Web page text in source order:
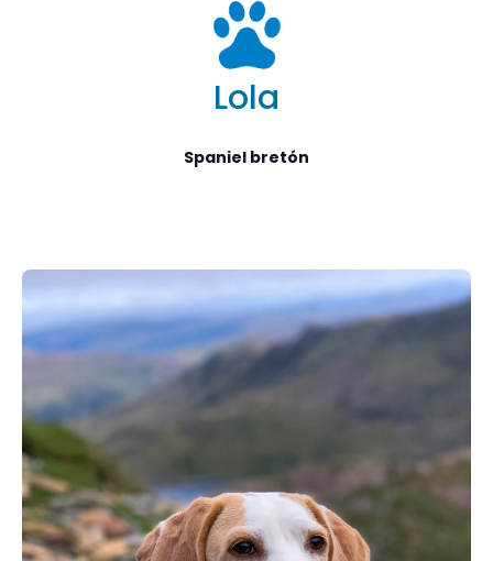
Lola
Spaniel bretón